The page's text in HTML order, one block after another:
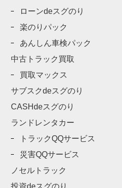
ローンdeスグのり
楽のりパック
あんしん車検パック
中古トラック買取
買取マックス
サブスクdeスグのり
CASHdeスグのり
ランドレンタカー
トラックQQサービス
災害QQサービス
ノセルトラック
投資deスグのり